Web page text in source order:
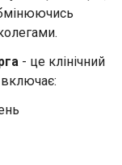
- це клінічний
включає: